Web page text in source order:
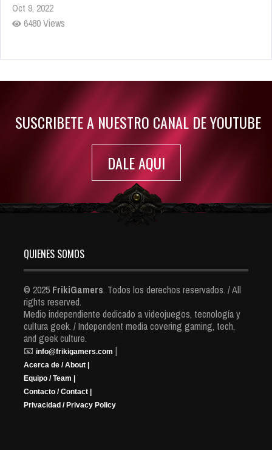
Oct 9, 2022
6480 Views
Rumor: Se filtran los primeros detalles de Resident Evil 9
SUSCRIBETE A NUESTRO CANAL DE YOUTUBE
DALE AQUI
QUIENES SOMOS
© 2025 FrikiGamers. Todos los derechos reservados. / All
rights reserved.
Medio independiente dedicado a videojuegos, tecnología y
cultura geek. / Independent media covering gaming, tech,
and geek culture.
📧 info@frikigamers.com |
Acerca de / About |
Equipo / Team |
Contacto / Contact |
Privacidad / Privacy Policy